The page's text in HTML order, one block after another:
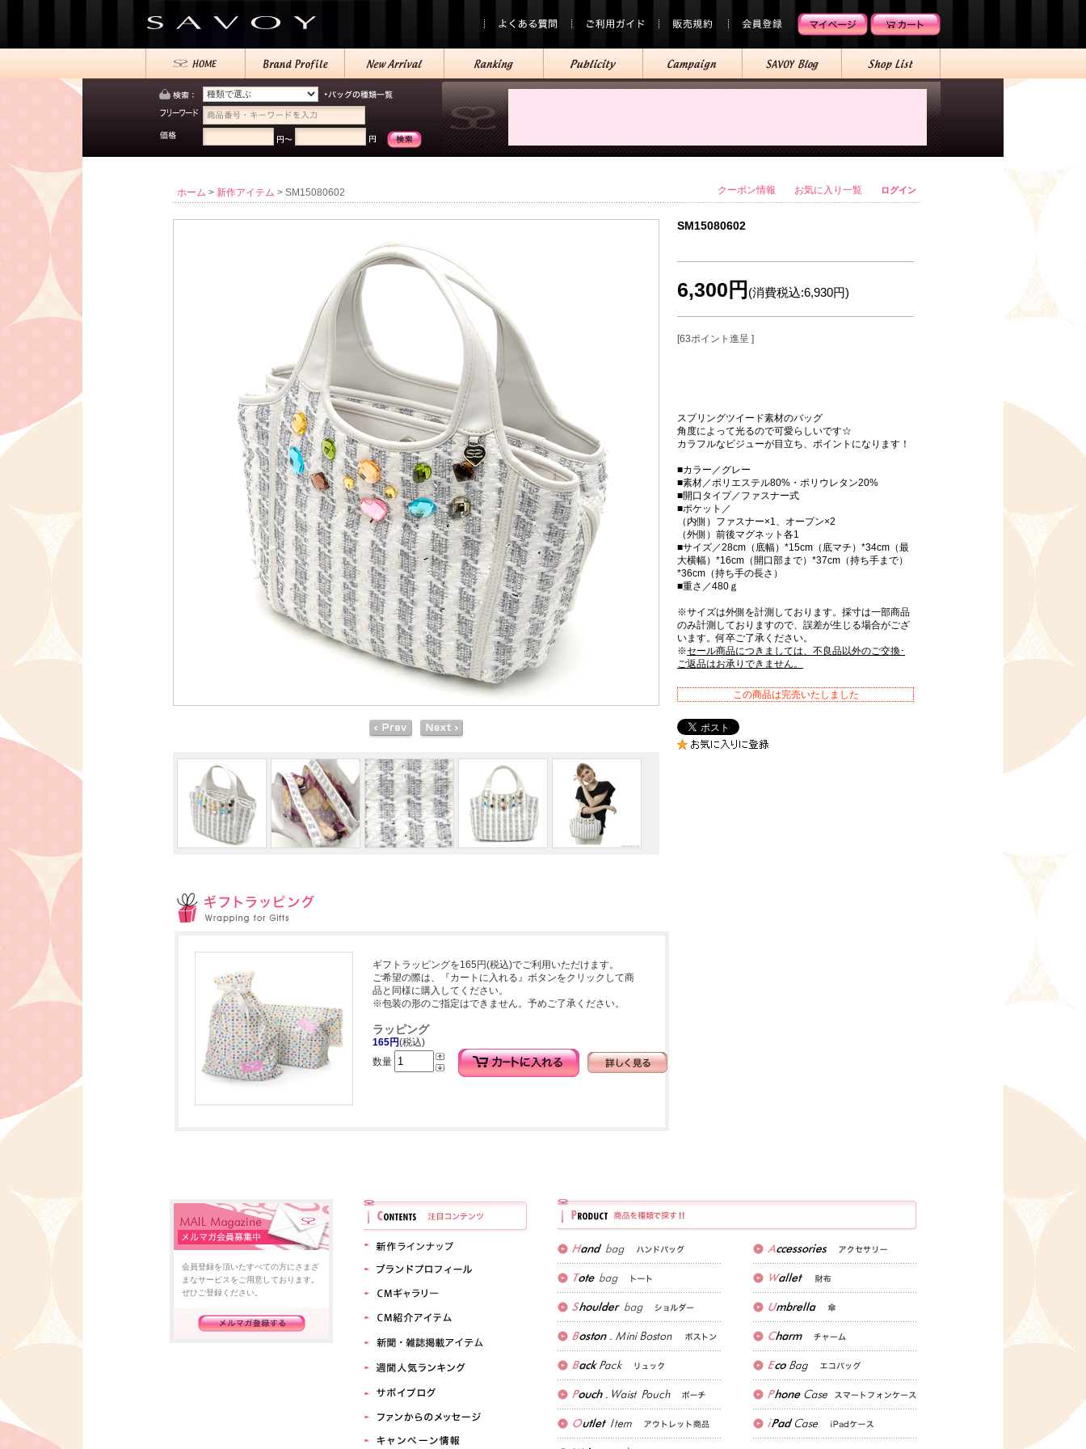
クーポン情報 お気に入り一覧 ログイン
ホーム > 新作アイテム > SM15080602
SM15080602
スプリングツイード素材のバッグ
角度によって光るので可愛らしいです☆
カラフルなビジューが目立ち、ポイントになります！
■カラー／グレー
■素材／ポリエステル80%・ポリウレタン20%
■開口タイプ／ファスナー式
■ポケット／
（内側）ファスナー×1、オープン×2
（外側）前後マグネット各1
■サイズ／28cm（底幅）*15cm（底マチ）*34cm（最
大横幅）*16cm（開口部まで）*37cm（持ち手まで）
*36cm（持ち手の長さ）
■重さ／480ｇ
※サイズは外側を計測しております。採寸は一部商品
のみ計測しておりますので、誤差が生じる場合がござ
います。何卒ご了承ください。
※セール商品につきましては、不良品以外のご交換･
ご返品はお承りできません。
6,300円 (消費税込:6,930円)
[63ポイント進呈 ]
この商品は完売いたしました
ギフトラッピングを165円(税込)でご利用いただけます。
ご希望の際は、『カートに入れる』ボタンをクリックして商
品と同様に購入してください。
※包装の形のご指定はできません。予めご了承ください。
ラッピング
165円(税込)
数量
会員登録を頂いたすべての方にさまざ
まなサービスをご用意しております。
ぜひご登録ください。